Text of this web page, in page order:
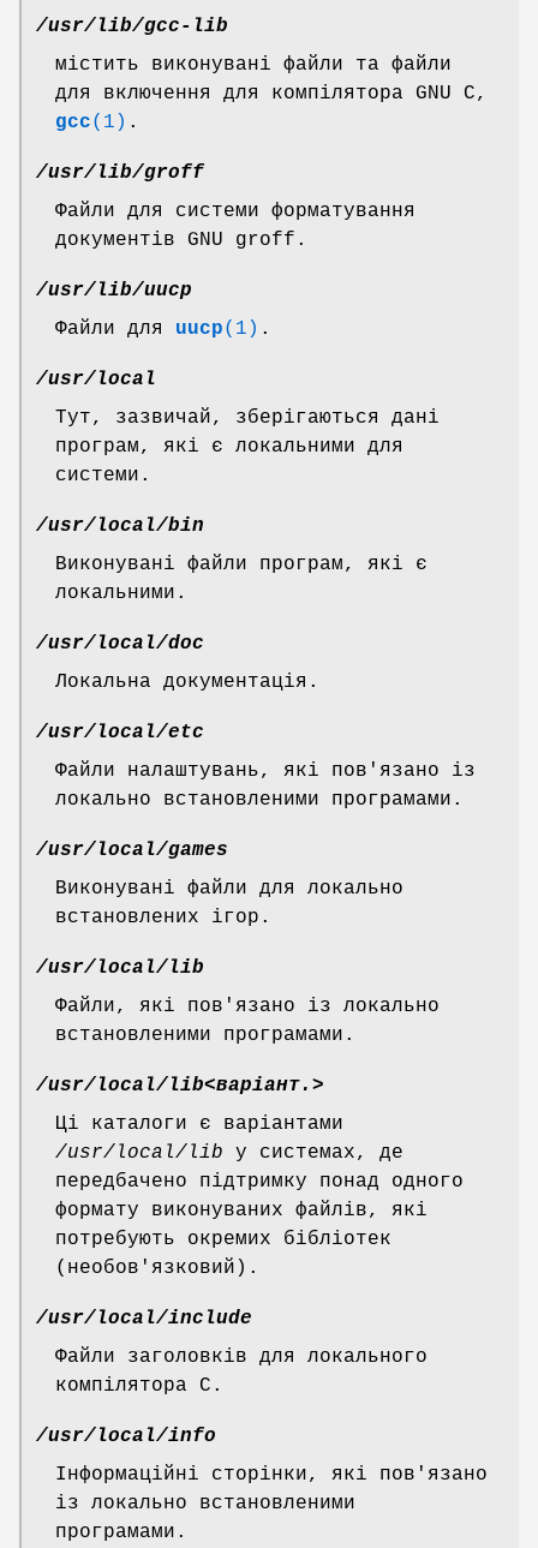
/usr/lib/gcc-lib
містить виконувані файли та файли
для включення для компілятора GNU C,
gcc(1) .
/usr/lib/groff
Файли для системи форматування
документів GNU groff.
/usr/lib/uucp
Файли для uucp(1) .
/usr/local
Тут, зазвичай, зберігаються дані
програм, які є локальними для
системи.
/usr/local/bin
Виконувані файли програм, які є
локальними.
/usr/local/doc
Локальна документація.
/usr/local/etc
Файли налаштувань, які пов'язано із
локально встановленими програмами.
/usr/local/games
Виконувані файли для локально
встановлених ігор.
/usr/local/lib
Файли, які пов'язано із локально
встановленими програмами.
/usr/local/lib<варіант.>
Ці каталоги є варіантами
/usr/local/lib у системах, де
передбачено підтримку понад одного
формату виконуваних файлів, які
потребують окремих бібліотек
(необов'язковий).
/usr/local/include
Файли заголовків для локального
компілятора C.
/usr/local/info
Інформаційні сторінки, які пов'язано
із локально встановленими
програмами.